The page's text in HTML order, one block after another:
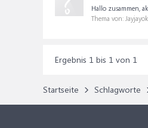
Hallo zusammen,
Thema von:
Ergebnis 1 bis 1 von 1
Startseite Schlagworte